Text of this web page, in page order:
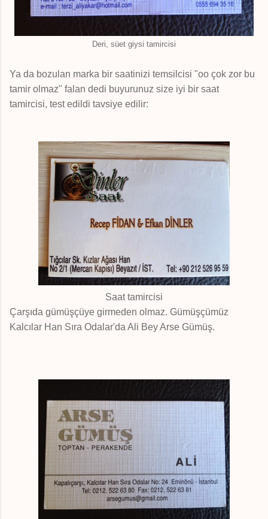
Deri, süet giysi tamircisi
Ya da bozulan marka bir saatinizi temsilcisi "oo çok zor bu
tamir olmaz" falan dedi buyurunuz size iyi bir saat
tamircisi, test edildi tavsiye edilir:
Saat tamircisi
Çarşıda gümüşçüye girmeden olmaz. Gümüşçümüz
Kalcılar Han Sıra Odalar'da Ali Bey Arse Gümüş.